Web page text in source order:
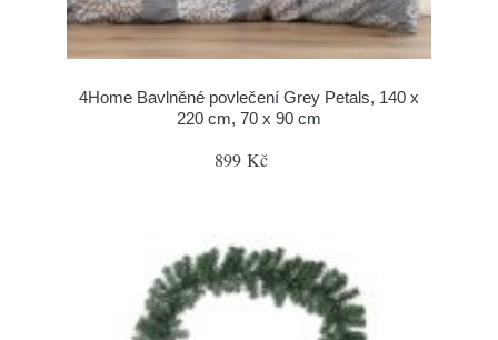
4Home Bavlněné povlečení Grey Petals, 140 x
220 cm, 70 x 90 cm
899 Kč